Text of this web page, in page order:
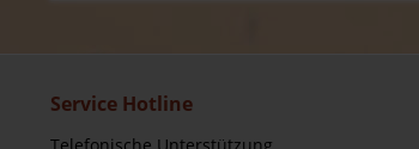
Service Hotline